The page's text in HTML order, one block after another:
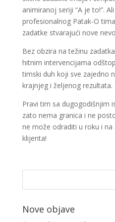
animiranoj seriji “A je to!”.
profesionalnog Patak-O
zadatke stvarajući nove
Bez obzira na težinu
hitnim intervencijama
timski duh koji sve zajedno
krajnjeg i željenog rezultata.
Pravi tim sa dugogodišnjim
zato nema granica i ne
ne može odraditi u roku i
klijenta!
Nove objave